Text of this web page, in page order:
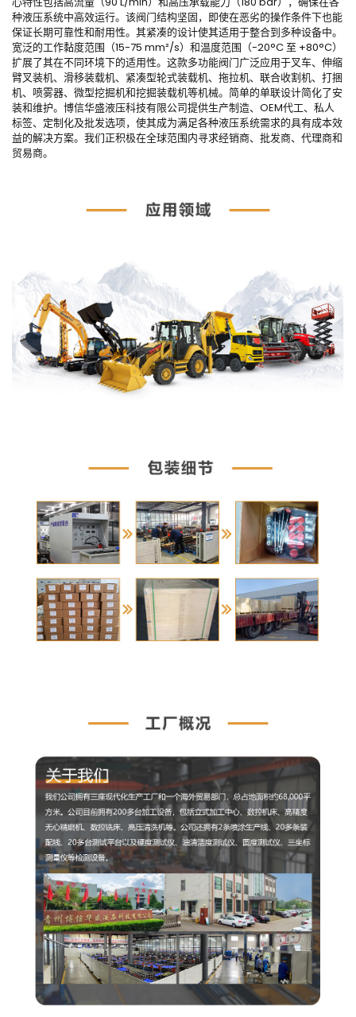
种液压系统中高效运行。该阀门结构坚固，即使在恶劣的操作条件下也能
保证长期可靠性和耐用性。其紧凑的设计使其适用于整合到多种设备中。
宽泛的工作黏度范围（15-75 mm²/s）和温度范围（-20°C 至 +80°C）
扩展了其在不同环境下的适用性。这款多功能阀门广泛应用于叉车、伸缩
臂叉装机、滑移装载机、紧凑型轮式装载机、拖拉机、联合收割机、打捆
机、喷雾器、微型挖掘机和挖掘装载机等机械。简单的单联设计简化了安
装和维护。博信华盛液压科技有限公司提供生产制造、OEM代工、私人
标签、定制化及批发选项，使其成为满足各种液压系统需求的具有成本效
益的解决方案。我们正积极在全球范围内寻求经销商、批发商、代理商和
贸易商。